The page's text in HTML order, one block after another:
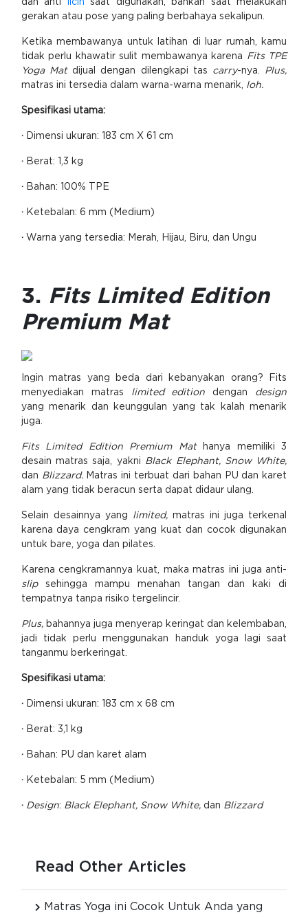
dan anti licin saat digunakan, bahkan saat melakukan
gerakan atau pose yang paling berbahaya sekalipun.
Ketika membawanya untuk latihan di luar rumah, kamu
tidak perlu khawatir sulit membawanya karena Fits TPE
Yoga Matdijual dengan dilengkapi tas carry-nya. Plus,
matras ini tersedia dalam warna-warna menarik, loh.
Spesifikasi utama:
· Dimensi ukuran: 183 cm X 61 cm
· Berat: 1,3 kg
· Bahan: 100% TPE
· Ketebalan: 6 mm (Medium)
· Warna yang tersedia: Merah, Hijau, Biru, dan Ungu
3. Fits Limited Edition
Premium Mat
Ingin matras yang beda dari kebanyakan orang? Fits
menyediakan matras limited edition dengan design
yang menarik dan keunggulan yang tak kalah menarik
juga.
Fits Limited Edition Premium Mathanya memiliki 3
desain matras saja, yakni Black Elephant, Snow White,
dan Blizzard.Matras ini terbuat dari bahan PU dan karet
alam yang tidak beracun serta dapat didaur ulang.
Selain desainnya yang limited,matras ini juga terkenal
karena daya cengkram yang kuat dan cocok digunakan
untuk bare, yoga dan pilates.
Karena cengkramannya kuat, maka matras ini juga anti-
slipsehingga mampu menahan tangan dan kaki di
tempatnya tanpa risiko tergelincir.
Plus, bahannya juga menyerap keringat dan kelembaban,
jadi tidak perlu menggunakan handuk yoga lagi saat
tanganmu berkeringat.
Spesifikasi utama:
· Dimensi ukuran: 183 cm x 68 cm
· Berat: 3,1 kg
· Bahan: PU dan karet alam
· Ketebalan: 5 mm (Medium)
· Design: Black Elephant, Snow White, dan Blizzard
Read Other Articles
Matras Yoga ini Cocok Untuk Anda yang